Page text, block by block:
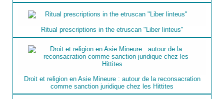
Ritual prescriptions in the etruscan "Liber linteus"
Droit et religion en Asie Mineure : autour de la reconsacration
comme sanction juridique chez les Hittites